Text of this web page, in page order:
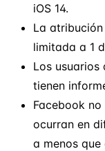
iOS 14.
La
limitada a 1
Los usuarios
tienen
Facebook
ocurran en
a menos